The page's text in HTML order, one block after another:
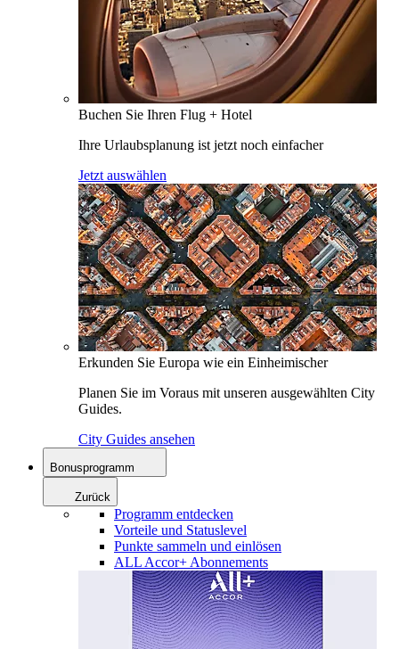
Buchen Sie Ihren Flug + Hotel
Ihre Urlaubsplanung ist jetzt noch einfacher
Jetzt auswählen
Erkunden Sie Europa wie ein Einheimischer
Planen Sie im Voraus mit unseren ausgewählten City
Guides.
City Guides ansehen
Bonusprogramm
Zurück
Programm entdecken
Vorteile und Statuslevel
Punkte sammeln und einlösen
ALL Accor+ Abonnements